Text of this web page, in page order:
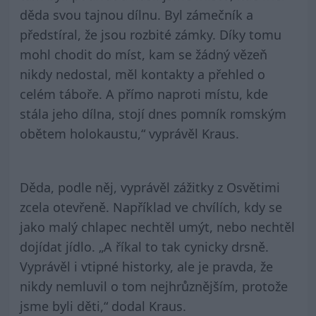
děda svou tajnou dílnu. Byl zámečník a
předstíral, že jsou rozbité zámky. Díky tomu
mohl chodit do míst, kam se žádný vězeň
nikdy nedostal, měl kontakty a přehled o
celém táboře. A přímo naproti místu, kde
stála jeho dílna, stojí dnes pomník romským
obětem holokaustu,“ vyprávěl Kraus.
Děda, podle něj, vyprávěl zážitky z Osvětimi
zcela otevřeně. Například ve chvílích, kdy se
jako malý chlapec nechtěl umýt, nebo nechtěl
dojídat jídlo. „A říkal to tak cynicky drsně.
Vyprávěl i vtipné historky, ale je pravda, že
nikdy nemluvil o tom nejhrůznějším, protože
jsme byli děti,“ dodal Kraus.